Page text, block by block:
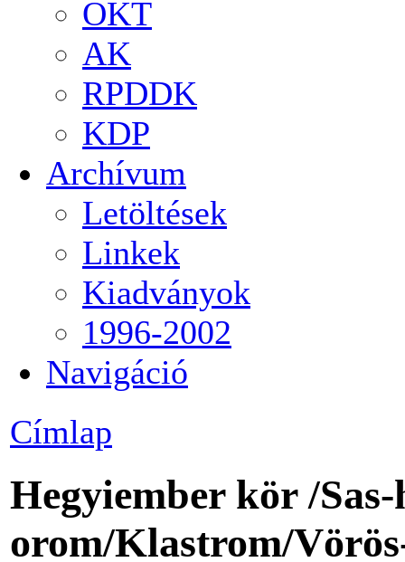
OKT
AK
RPDDK
KDP
Archívum
Letöltések
Linkek
Kiadványok
1996-2002
Navigáció
Címlap
Hegyiember kör /
orom/Klastrom/